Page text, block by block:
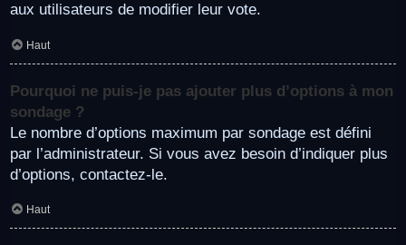
aux utilisateurs de modifier leur vote.
Haut
Pourquoi ne puis-je pas ajouter plus d’options à mon
sondage ?
Le nombre d’options maximum par sondage est défini
par l’administrateur. Si vous avez besoin d’indiquer plus
d’options, contactez-le.
Haut